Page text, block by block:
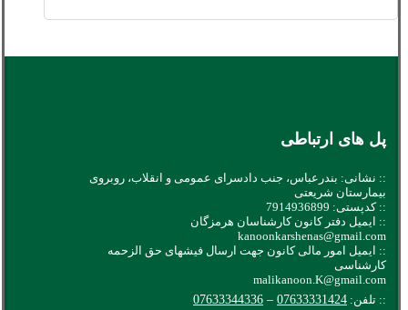
پل های ارتباطی
:: نشانی: بندرعباس، جنب دادسرای عمومی و انقلاب، روبروی
بیمارستان شریعتی
:: کدپستی: 7914936899
:: ایمیل دفتر کانون کارشناسان هرمزگان
kanoonkarshenas@gmail.com
:: ایمیل امور مالی کانون جهت ارسال فیشهای حق الزحمه
کارشناسی
malikanoon.K@gmail.com
:: تلفن: 07633331424
–
07633344336